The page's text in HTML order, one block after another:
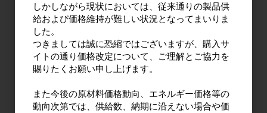
しかしながら現状においては、従来通りの製品供
給および価格維持が難しい状況となってまいりま
した。
つきましては誠に恐縮ではございますが、購入サ
イトの通り価格改定について、ご理解とご協力を
賜りたくお願い申し上げます。
また今後の原材料価格動向、エネルギー価格等の
動向次第では、供給数、納期に沿えない場合や価